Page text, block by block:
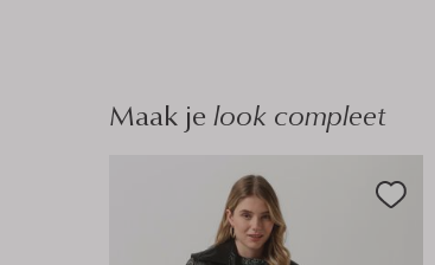
Maak je look compleet